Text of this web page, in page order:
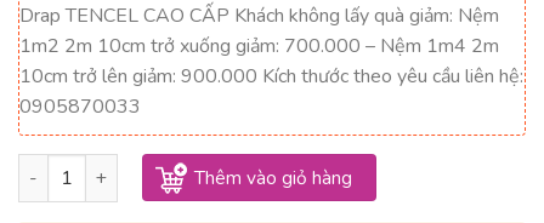
Drap TENCEL CAO CẤP Khách không lấy quà giảm: Nệm
1m2 2m 10cm trở xuống giảm: 700.000 – Nệm 1m4 2m
10cm trở lên giảm: 900.000 Kích thước theo yêu cầu liên hệ:
0905870033
Nệm Cao Su 100% Massage Rosi Thắng Lợi 1m8 x 2m x 20cm
Thêm vào giỏ hàng